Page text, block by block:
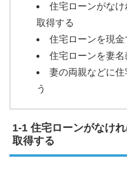
住宅ローンがな
取得する
住宅ローンを現
住宅ローンを妻
妻の両親などに
う
住宅ローンがなけ
取得する